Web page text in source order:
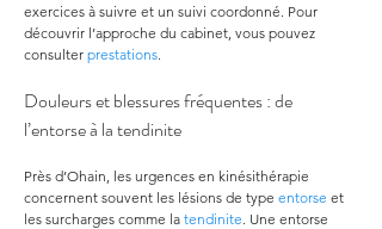
exercices à suivre et un suivi coordonné. Pour
découvrir l’approche du cabinet, vous pouvez
consulter prestations.
Douleurs et blessures fréquentes : de
l’entorse à la tendinite
Près d’Ohain, les urgences en kinésithérapie
concernent souvent les lésions de type entorse et
les surcharges comme la tendinite. Une entorse